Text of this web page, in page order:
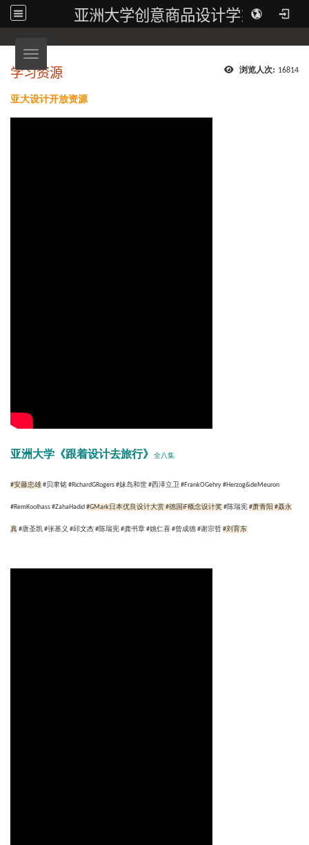
亚洲大学创意商品设计学系
Toggle navigation
浏览人次: 16814
学习资源
亚大设计开放资源
亚洲大学《跟着设计去旅行》 全八集
#安藤忠雄#贝聿铭 #RichardGRogers #妹岛和世 #西泽立卫 #FrankOGehry #Herzog&deMeuron
#RemKoolhass #ZahaHadid #GMark日本优良设计大赏#德国iF概念设计奖#陈瑞宪#萧青阳 #聂永
真#唐圣凯 #张基义 #邱文杰 #陈瑞宪 #龚书章 #姚仁喜 #曾成德 #谢宗哲#刘育东